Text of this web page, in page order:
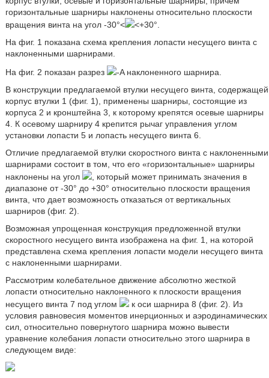
горизонтальные шарниры наклонены относительно плоскости
вращения винта на угол -30°<
<+30°.
На фиг. 1 показана схема крепления лопасти несущего винта с
наклоненными шарнирами.
На фиг. 2 показан разрез
-A наклоненного шарнира.
В конструкции предлагаемой втулки несущего винта, содержащей
корпус втулки 1 (фиг. 1), применены шарниры, состоящие из
корпуса 2 и кронштейна 3, к которому крепятся осевые шарниры
4. К осевому шарниру 4 крепится рычаг управления углом
установки лопасти 5 и лопасть несущего винта 6.
Отличие предлагаемой втулки скоростного винта с наклоненными
шарнирами состоит в том, что его «горизонтальные» шарниры
наклонены на угол
, который может принимать значения в
диапазоне от -30° до +30° относительно плоскости вращения
винта, что дает возможность отказаться от вертикальных
шарниров (фиг. 2).
Возможная упрощенная конструкция предложенной втулки
скоростного несущего винта изображена на фиг. 1, на которой
представлена схема крепления лопасти модели несущего винта
с наклоненными шарнирами.
Рассмотрим колебательное движение абсолютно жесткой
лопасти относительно наклоненного к плоскости вращения
несущего винта 7 под углом
к оси шарнира 8 (фиг. 2). Из
условия равновесия моментов инерционных и аэродинамических
сил, относительно повернутого шарнира можно вывести
уравнение колебания лопасти относительно этого шарнира в
следующем виде: